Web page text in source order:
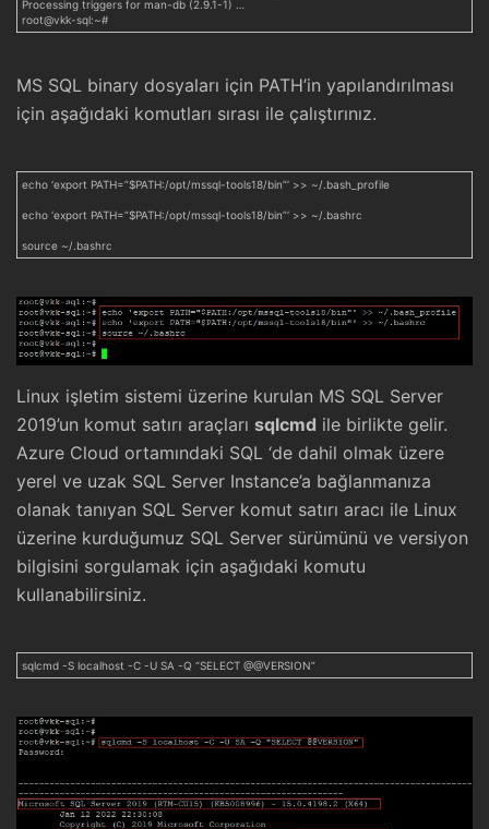
Processing triggers for man-db (2.9.1-1) …
root@vkk-sql:~#
MS SQL binary dosyaları için PATH’in yapılandırılması
için aşağıdaki komutları sırası ile çalıştırınız.
echo ‘export PATH=”$PATH:/opt/mssql-tools18/bin”‘ >> ~/.bash_profile
echo ‘export PATH=”$PATH:/opt/mssql-tools18/bin”‘ >> ~/.bashrc
source ~/.bashrc
Linux işletim sistemi üzerine kurulan MS SQL Server
2019’un komut satırı araçları sqlcmd ile birlikte gelir.
Azure Cloud ortamındaki SQL ‘de dahil olmak üzere
yerel ve uzak SQL Server Instance’a bağlanmanıza
olanak tanıyan SQL Server komut satırı aracı ile Linux
üzerine kurduğumuz SQL Server sürümünü ve versiyon
bilgisini sorgulamak için aşağıdaki komutu
kullanabilirsiniz.
sqlcmd -S localhost -C -U SA -Q “SELECT @@VERSION”